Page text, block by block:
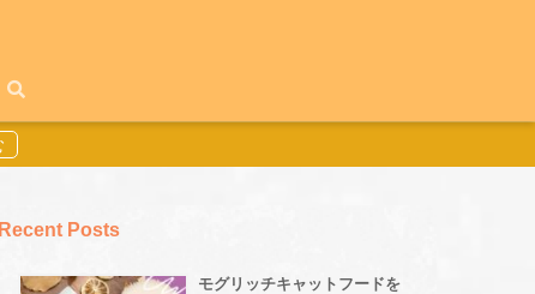
Recent Posts
モグリッチキャットフードを